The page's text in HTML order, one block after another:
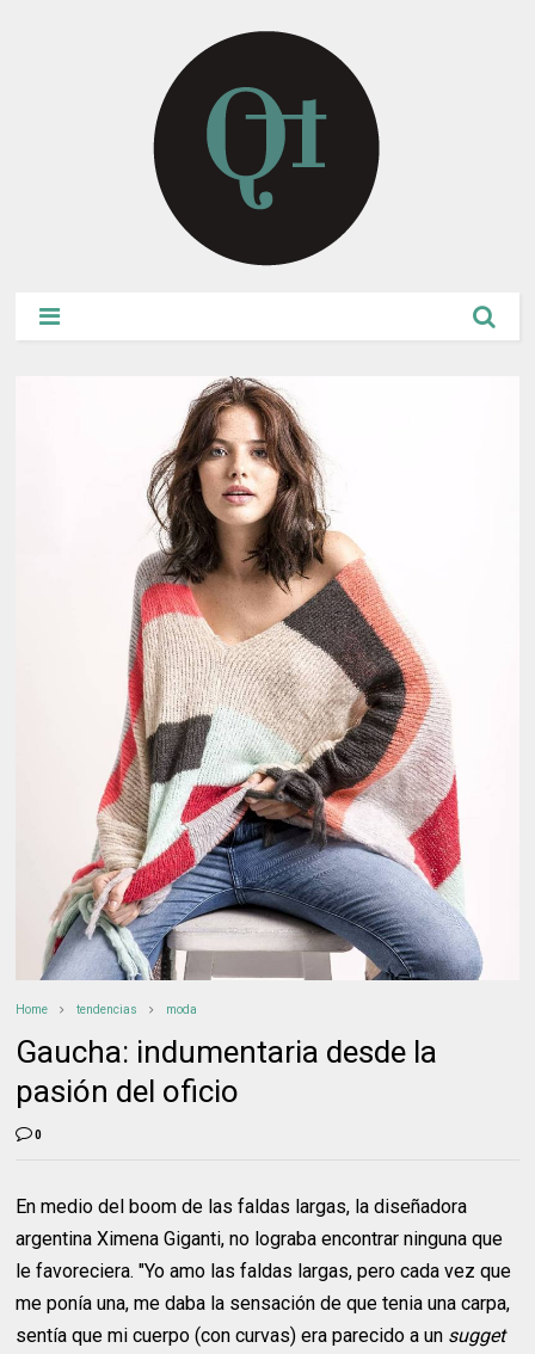
Home tendencias moda
Gaucha: indumentaria desde la
pasión del oficio
0
En medio del boom de las faldas largas, la diseñadora
argentina Ximena Giganti, no lograba encontrar ninguna que
le favoreciera. "Yo amo las faldas largas, pero cada vez que
me ponía una, me daba la sensación de que tenia una carpa,
sentía que mi cuerpo (con curvas) era parecido a un sugget